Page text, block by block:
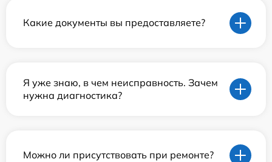
Какие документы вы предоставляете?
Я уже знаю, в чем неисправность. Зачем
нужна диагностика?
Можно ли присутствовать при ремонте?